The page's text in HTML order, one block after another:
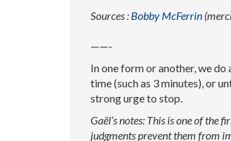
Sources : Bobby McFerrin
——-
In one form or another, we
time (such as 3 minutes), or
strong urge to stop.
Gaël’s notes: This is one of the
judgments prevent them from